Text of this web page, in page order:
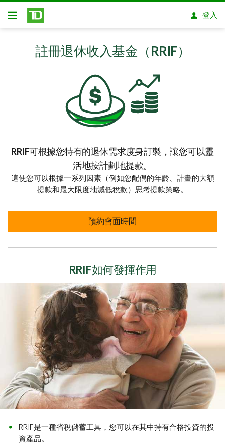
略過進入主要內容
開放式房屋貸款
登入
註冊退休收入基金（RRIF）
RRIF可根據您特有的退休需求度身訂製，讓您可以靈
活地按計劃地提款。
這使您可以根據一系列因素（例如您配偶的年齡、計畫的大額
提款和最大限度地減低稅款）思考提款策略。
預約會面時間
RRIF如何發揮作用
RRIF是一種省稅儲蓄工具，您可以在其中持有合格投資的投
資產品。